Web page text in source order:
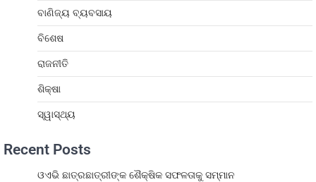
ବାଣିଜ୍ୟ ବ୍ୟବସାୟ
ବିଶେଷ
ରାଜନୀତି
ଶିକ୍ଷା
ସ୍ୱାସ୍ଥ୍ୟ
Recent Posts
ଓଏଭି ଛାତ୍ରଛାତ୍ରୀଙ୍କ ଶୈକ୍ଷିକ ସଫଳତାକୁ ସମ୍ମାନ